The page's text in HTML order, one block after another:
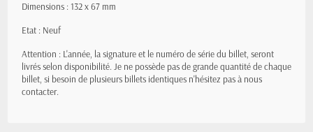
Dimensions : 132 x 67 mm
Etat : Neuf
Attention : L'année, la signature et le numéro de série du billet, seront
livrés selon disponibilité. Je ne possède pas de grande quantité de chaque
billet, si besoin de plusieurs billets identiques n'hésitez pas à nous
contacter.